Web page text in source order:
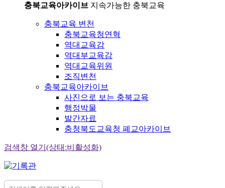
충북교육아카이브 지속가능한 충북교육
충북교육 변천
충북교육청연혁
역대교육감
역대부교육감
역대교육위원
조직변천
충북교육아카이브
사진으로 보는 충북교육
행정박물
발간자료
충청북도교육청 폐교아카이브
검색창 열기(상태:비활성화)